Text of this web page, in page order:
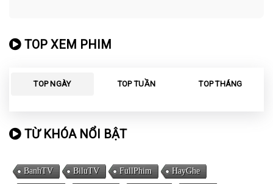
TOP XEM PHIM
TOP NGÀY TOP TUẦN TOP THÁNG
TỪ KHÓA NỔI BẬT
BanhTV BiluTV FullPhim HayGhe